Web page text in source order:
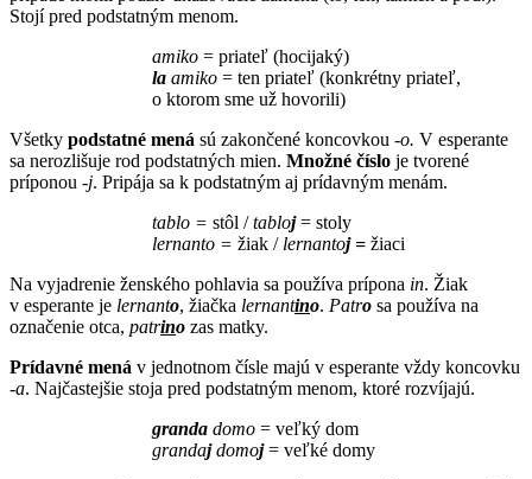
Stojí pred podstatným menom.
amiko = priateľ (hocijaký)
la amiko = ten priateľ (konkrétny priateľ,
o ktorom sme už hovorili)
Všetky podstatné mená sú zakončené koncovkou -o. V esperante
sa nerozlišuje rod podstatných mien. Množné číslo je tvorené
príponou -j. Pripája sa k podstatným aj prídavným menám.
tablo = stôl /tabloj = stoly
lernanto = žiak / lernantoj = žiaci
Na vyjadrenie ženského pohlavia sa používa prípona in. Žiak
v esperante je lernanto, žiačka lernantino. Patro sa používa na
označenie otca, patrino zas matky.
Prídavné mená v jednotnom čísle majú v esperante vždy koncovku
-a. Najčastejšie stoja pred podstatným menom, ktoré rozvíjajú.
granda domo = veľký dom
grandajdomoj= veľké domy